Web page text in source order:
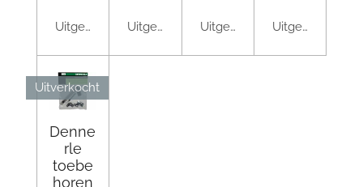
UitgeschakeldUitgeschakeldUitgeschakeldUitgeschakeld
Uitverkocht
Denne
rle
toebe
horen